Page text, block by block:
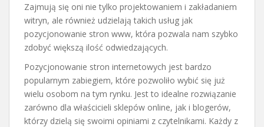
Zajmują się oni nie tylko projektowaniem i zakładaniem
witryn, ale również udzielają takich usług jak
pozycjonowanie stron www, która pozwala nam szybko
zdobyć większą ilość odwiedzających.
Pozycjonowanie stron internetowych jest bardzo
popularnym zabiegiem, które pozwoliło wybić się już
wielu osobom na tym rynku. Jest to idealne rozwiązanie
zarówno dla właścicieli sklepów online, jak i blogerów,
którzy dzielą się swoimi opiniami z czytelnikami. Każdy z